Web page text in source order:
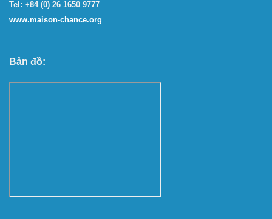
Tel: +84 (0) 26 1650 9777
www.maison-chance.org
Bản đồ: